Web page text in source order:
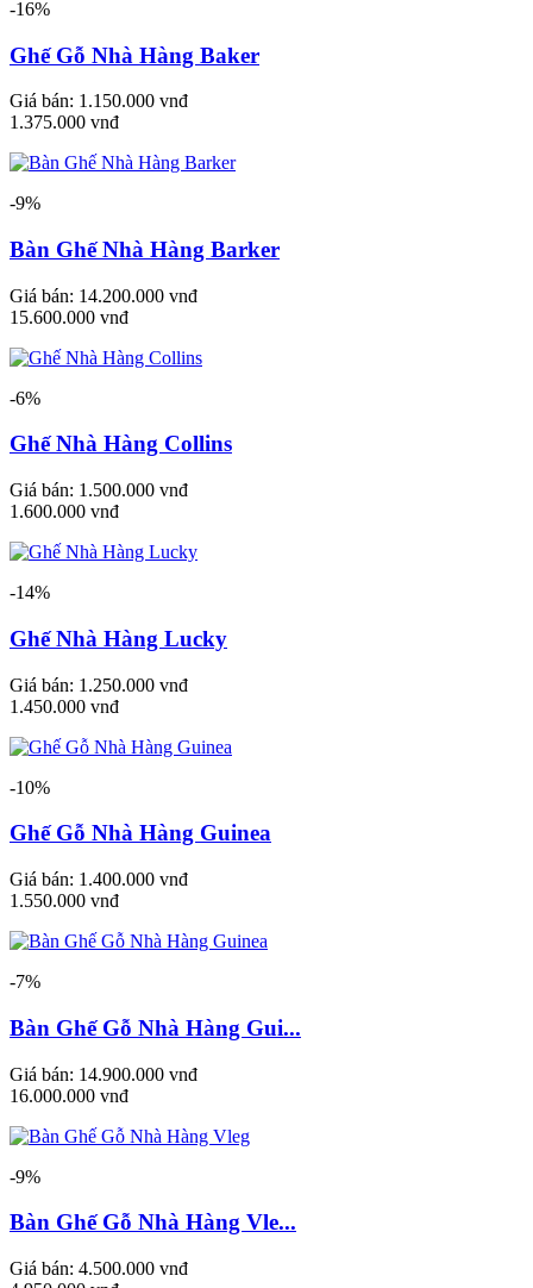
-16%
Ghế Gỗ Nhà Hàng Baker
Giá bán: 1.150.000 vnđ
1.375.000 vnđ
-9%
Bàn Ghế Nhà Hàng Barker
Giá bán: 14.200.000 vnđ
15.600.000 vnđ
-6%
Ghế Nhà Hàng Collins
Giá bán: 1.500.000 vnđ
1.600.000 vnđ
-14%
Ghế Nhà Hàng Lucky
Giá bán: 1.250.000 vnđ
1.450.000 vnđ
-10%
Ghế Gỗ Nhà Hàng Guinea
Giá bán: 1.400.000 vnđ
1.550.000 vnđ
-7%
Bàn Ghế Gỗ Nhà Hàng Gui...
Giá bán: 14.900.000 vnđ
16.000.000 vnđ
-9%
Bàn Ghế Gỗ Nhà Hàng Vle...
Giá bán: 4.500.000 vnđ